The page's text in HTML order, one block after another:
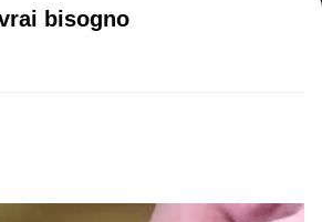
bisogno